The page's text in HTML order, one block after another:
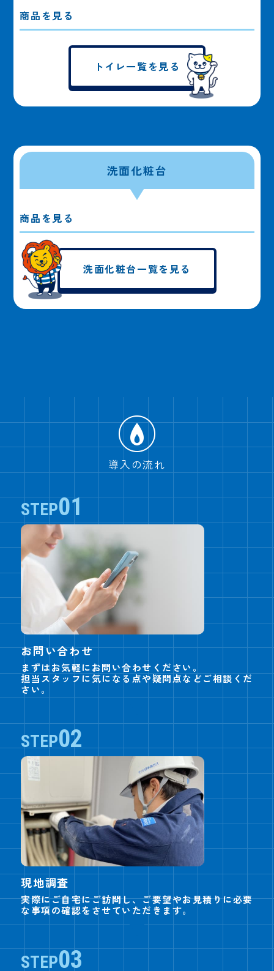
商品を見る
トイレ一覧を見る
洗面化粧台
商品を見る
洗面化粧台一覧を見る
導入の流れ
STEP01
お問い合わせ
まずはお気軽にお問い合わせください。
担当スタッフに気になる点や疑問点などご相談くだ
さい。
STEP02
現地調査
実際にご自宅にご訪問し、ご要望やお見積りに必要
な事項の確認をさせていただきます。
STEP03